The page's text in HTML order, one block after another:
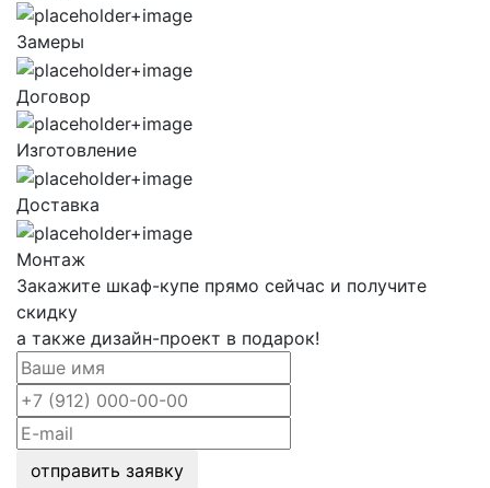
Замеры
Договор
Изготовление
Доставка
Монтаж
Закажите шкаф-купе прямо сейчас и получите
скидку
а также дизайн-проект в подарок!
отправить заявку